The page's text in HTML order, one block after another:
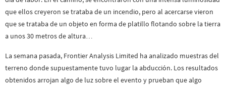
que ellos creyeron se trataba de un incendio, pero al acercarse vieron
que se trataba de un objeto en forma de platillo flotando sobre la tierra
a unos 30 metros de altura…
La semana pasada, Frontier Analysis Limited ha analizado muestras del
terreno donde supuestamente tuvo lugar la abducción. Los resultados
obtenidos arrojan algo de luz sobre el evento y prueban que algo